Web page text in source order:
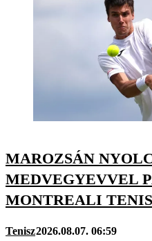
MAROZSÁN
MEDVEGYEVVEL
MONTREALI
Tenisz2026.08.07. 06:59